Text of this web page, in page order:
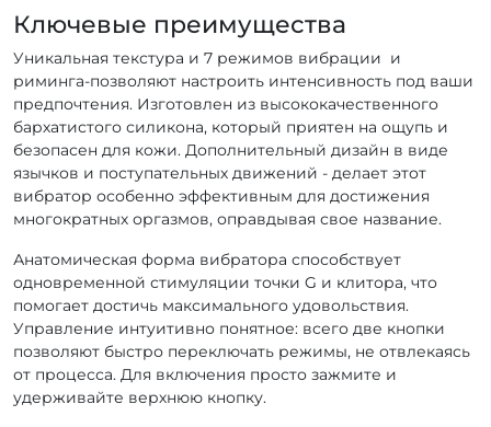
Ключевые преимущества
Уникальная текстура и 7 режимов вибрации и
риминга-позволяют настроить интенсивность под ваши
предпочтения. Изготовлен из высококачественного
бархатистого силикона, который приятен на ощупь и
безопасен для кожи. Дополнительный дизайн в виде
язычков и поступательных движений - делает этот
вибратор особенно эффективным для достижения
многократных оргазмов, оправдывая свое название.
Анатомическая форма вибратора способствует
одновременной стимуляции точки G и клитора, что
помогает достичь максимального удовольствия.
Управление интуитивно понятное: всего две кнопки
позволяют быстро переключать режимы, не отвлекаясь
от процесса. Для включения просто зажмите и
удерживайте верхнюю кнопку.